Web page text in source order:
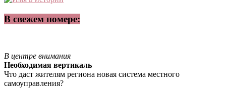
В свежем номере:
В центре внимания
Необходимая вертикаль
Что даст жителям региона новая система местного
самоуправления?